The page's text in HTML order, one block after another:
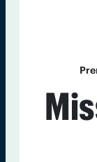
Accent